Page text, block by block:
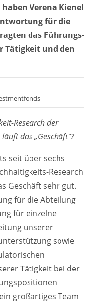
Verena Kienel
für die
das Führungs-
Tätigkeit und den
Research der
das „Geschäft“?
seit über sechs
Research
Geschäft sehr gut.
für die Abteilung
für einzelne
unserer
sowie
Tätigkeit bei der
großartiges Team